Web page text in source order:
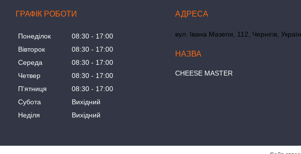
ГРАФІК РОБОТИ
Понеділок 08:30
17:00
Вівторок
08:30
17:00
Середа
08:30
17:00
Четвер
08:30
17:00
Пʼятниця
08:30
17:00
Субота
Вихідний
Неділя
Вихідний
вул. Івана Мазепи, 112, Чернігів,
СHEESE MASTER